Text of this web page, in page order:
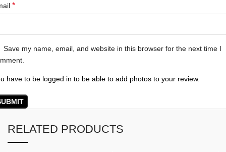
*
Save my name, email, and website in this browser for the next time I
have to be logged in to be able to add photos to your review.
RELATED PRODUCTS